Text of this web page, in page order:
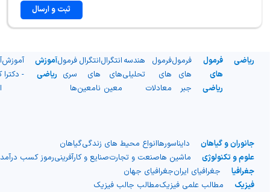
ثبت و ارسال
ریاضی
فرمول
های
ریاضی
فرمول
های
جبر
فرمول
های
معادلات
هندسه
تحلیلی
انتگرال
های
معین
انتگرال
های
نامعین
فرمول
سری
ها
آموزش
ریاضی
آموزش
- دکترا
جانوران و گیاهان دایناسورهاانواع محیط های زندگیگیاهان
علوم و تکنولوژی
ماشین هاصنعت و تجارتصنایع و کارآفرینیرموز کسب درآمد
جغرافیا
جغرافیای ایرانجغرافیای جهان
فیزیک
مطالب علمی فیزیکمطالب جالب فیزیک